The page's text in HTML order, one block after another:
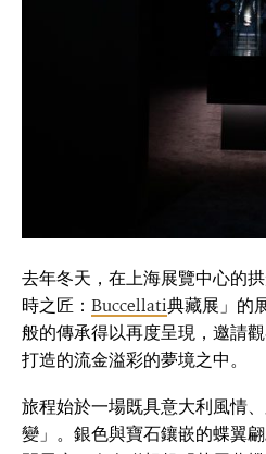
去年冬天，在上海展覽中心的
時之匠： Buccellati典藏展」的
般的傳承得以再度呈現，邀請
打造的流金溢彩的夢境之中。
旅程始於一場既具意大利風情
變」。銀色與寶石鑲嵌的蝶翼